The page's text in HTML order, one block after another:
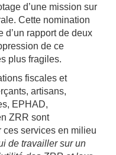
d’une mission sur
Cette nomination
d’un rapport de deux
de ce
plus fragiles.
fiscales et
artisans,
EPHAD,
ZRR sont
services en milieu
de travailler sur un